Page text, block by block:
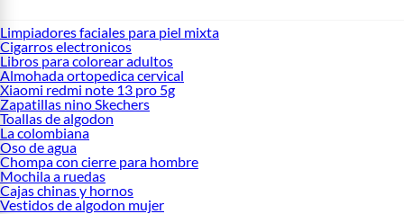
Limpiadores faciales para piel mixta
Cigarros electronicos
Libros para colorear adultos
Almohada ortopedica cervical
Xiaomi redmi note 13 pro 5g
Zapatillas nino Skechers
Toallas de algodon
La colombiana
Oso de agua
Chompa con cierre para hombre
Mochila a ruedas
Cajas chinas y hornos
Vestidos de algodon mujer